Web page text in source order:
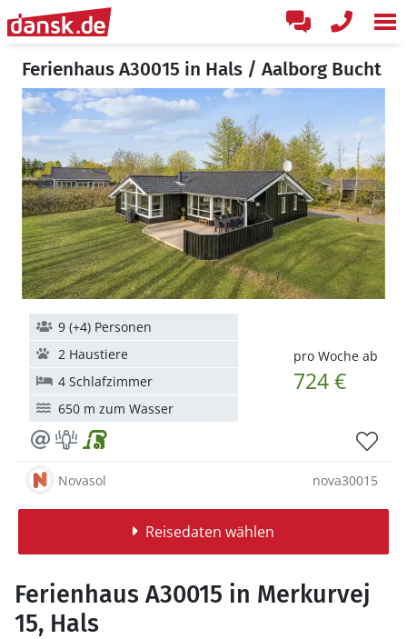
Ferienhaus A30015 in Hals / Aalborg Bucht
pro Woche ab
724 €
9 (+4) Personen
2 Haustiere
4 Schlafzimmer
650 m zum Wasser
Novasol nova30015
Reisedaten wählen
Ferienhaus A30015 in Merkurvej
15, Hals